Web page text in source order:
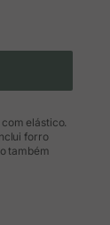
elástico.
forro
também